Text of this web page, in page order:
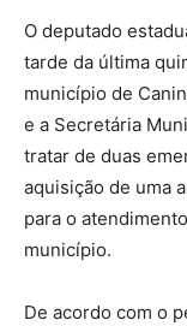
O deputado
tarde da última
município de
e a Secretária
tratar de duas
aquisição de uma
para o
município.
De acordo com o